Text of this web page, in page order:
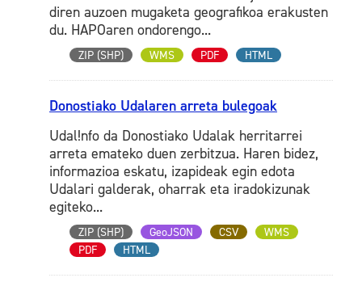
diren auzoen mugaketa geografikoa erakusten
du. HAPOaren ondorengo...
ZIP (SHP) WMS PDF HTML
Donostiako Udalaren arreta bulegoak
Udal!nfo da Donostiako Udalak herritarrei
arreta emateko duen zerbitzua. Haren bidez,
informazioa eskatu, izapideak egin edota
Udalari galderak, oharrak eta iradokizunak
egiteko...
ZIP (SHP) GeoJSON CSV
WMS
PDF
HTML